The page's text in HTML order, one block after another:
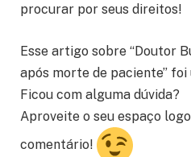
procurar por seus direitos!
Esse artigo sobre “Doutor
após morte de paciente”
Ficou com alguma dúvida?
Aproveite o seu espaço
comentário!